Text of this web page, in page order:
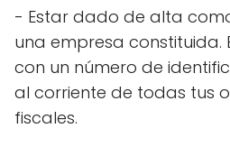
- Estar dado de alta
una empresa constituida.
con un número de
al corriente de todas tus
fiscales.